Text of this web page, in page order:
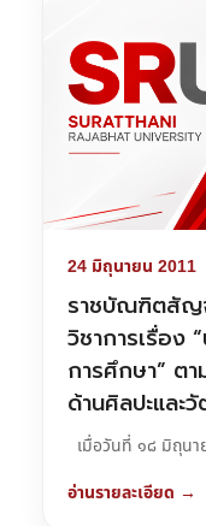
24 มิถุนายน 2011
ราชบัณฑิตสัญ
วิชาการเรื่อง
การศึกษา” ต
ด้านศิลปะและ
เมื่อวันที่ ๑๘ มิถุนา
อ่านรายละเอียด →